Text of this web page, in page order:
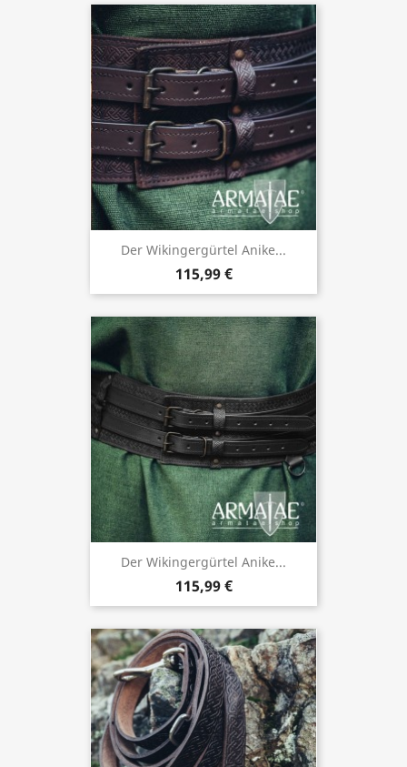
Der Wikingergürtel Anike...
115,99 €
Der Wikingergürtel Anike...
115,99 €